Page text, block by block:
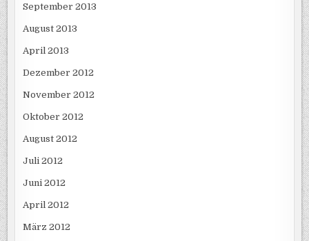
September 2013
August 2013
April 2013
Dezember 2012
November 2012
Oktober 2012
August 2012
Juli 2012
Juni 2012
April 2012
März 2012